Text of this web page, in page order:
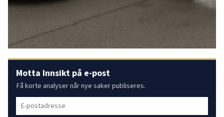
Motta Innsikt på e-post
Få korte analyser når nye saker publiseres.